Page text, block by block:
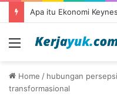
Apa itu Ekonomi
Menu
Home / hubungan
transformasional